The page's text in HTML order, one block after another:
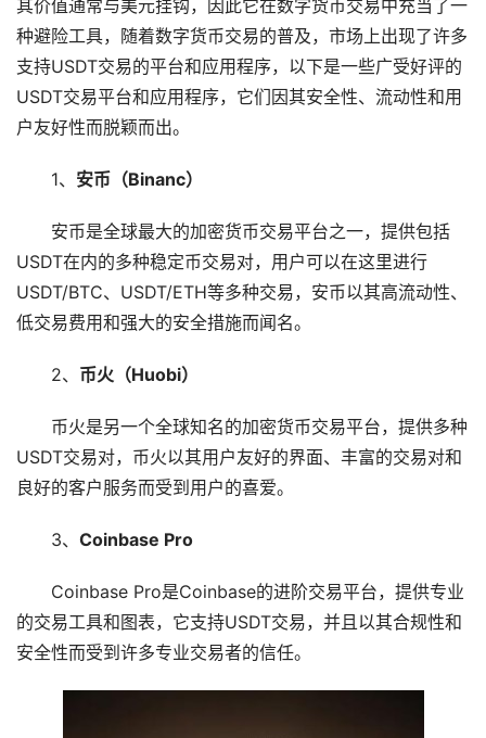
其价值通常与美元挂钩，因此它在数字货币交易中充当了一
种避险工具，随着数字货币交易的普及，市场上出现了许多
支持USDT交易的平台和应用程序，以下是一些广受好评的
USDT交易平台和应用程序，它们因其安全性、流动性和用
户友好性而脱颖而出。
1、 安币（Binanc）
安币是全球最大的加密货币交易平台之一，提供包括
USDT在内的多种稳定币交易对，用户可以在这里进行
USDT/BTC、USDT/ETH等多种交易，安币以其高流动性、
低交易费用和强大的安全措施而闻名。
2、 币火（Huobi）
币火是另一个全球知名的加密货币交易平台，提供多种
USDT交易对，币火以其用户友好的界面、丰富的交易对和
良好的客户服务而受到用户的喜爱。
3、 Coinbase Pro
Coinbase Pro是Coinbase的进阶交易平台，提供专业
的交易工具和图表，它支持USDT交易，并且以其合规性和
安全性而受到许多专业交易者的信任。